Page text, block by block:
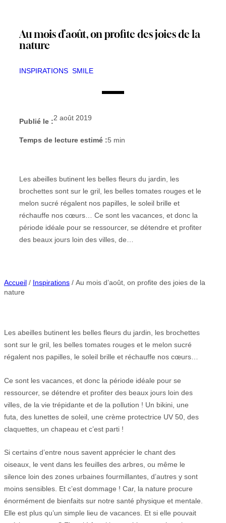
Au mois d’août, on profite des joies de la
nature
INSPIRATIONS SMILE
Publié le :2 août 2019
Temps de lecture estimé :5 min
Les abeilles butinent les belles fleurs du jardin, les
brochettes sont sur le gril, les belles tomates rouges et le
melon sucré régalent nos papilles, le soleil brille et
réchauffe nos cœurs… Ce sont les vacances, et donc la
période idéale pour se ressourcer, se détendre et profiter
des beaux jours loin des villes, de…
Accueil / Inspirations / Au mois d’août, on profite des joies de la
nature
Les abeilles butinent les belles fleurs du jardin, les brochettes
sont sur le gril, les belles tomates rouges et le melon sucré
régalent nos papilles, le soleil brille et réchauffe nos cœurs…
Ce sont les vacances, et donc la période idéale pour se
ressourcer, se détendre et profiter des beaux jours loin des
villes, de la vie trépidante et de la pollution ! Un bikini, une
futa, des lunettes de soleil, une crème protectrice UV 50, des
claquettes, un chapeau et c’est parti !
Si certains d’entre nous savent apprécier le chant des
oiseaux, le vent dans les feuilles des arbres, ou même le
silence loin des zones urbaines fourmillantes, d’autres y sont
moins sensibles. Et c’est dommage ! Car, la nature procure
énormément de bienfaits sur notre santé physique et mentale.
Elle est plus qu’un simple lieu de vacances. Et si elle pouvait